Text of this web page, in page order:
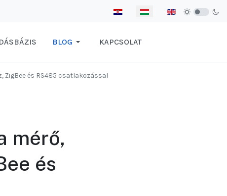
Válasszon nyelvet
BLOG KAPCSOLAT
ZigBee és RS485 csatlakozással
mérő,
és